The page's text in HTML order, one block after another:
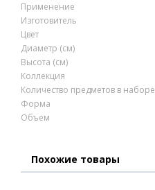
Применение
Изготовитель
Цвет
Диаметр (см)
Высота (см)
Коллекция
Количество предметов в наборе
Форма
Объем
Похожие товары